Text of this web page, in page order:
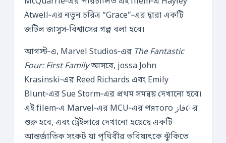
Atwell‑এর নতুন চরিত্র “Grace”‑এর দ্বারা একটি
জটিল জাসুস‑বিশ্বাসের গল্প বলা হবে।
আগস্ট‑এ, Marvel Studios‑এর The Fantastic
Four: First Familyআসবে, jossa John
Krasinski‑এর Reed Richards এবং Emily
Blunt‑এর Sue Storm‑এর প্রথম সমন্বয় দেখানো হবে।
এই filem‑এ Marvel‑এর MCU‑এর পятого فازের
শুরু হবে, এবং ট্রেইলারে দেখানো হয়েছে একটি
আন্তর্জাতিক সংকট যা পৃথিবীর ভবিষ্যৎকে ঝুঁকিতে